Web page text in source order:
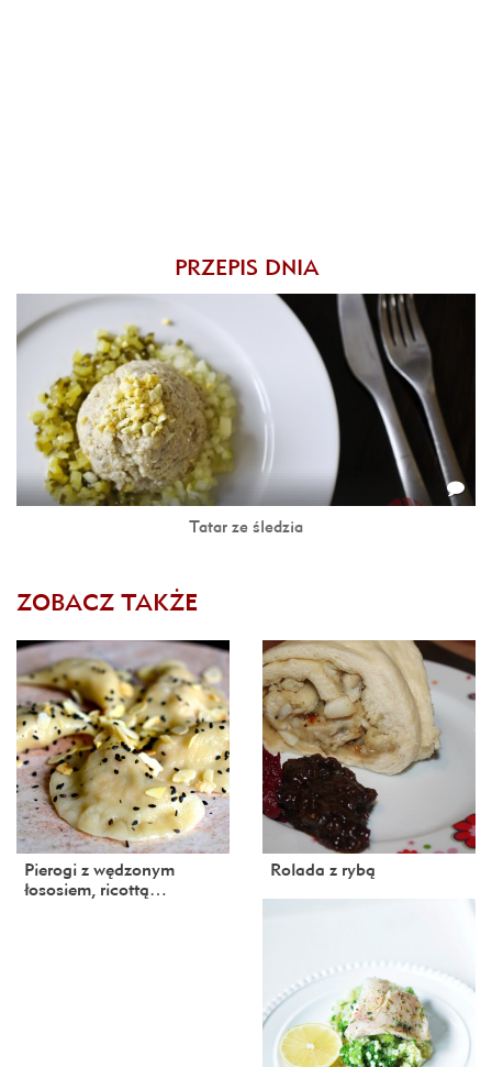
PRZEPIS DNIA
Tatar ze śledzia
ZOBACZ TAKŻE
Pierogi z wędzonym
łososiem, ricottą…
Rolada z rybą